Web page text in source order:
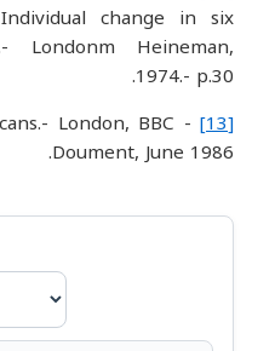
change in six
Londonm Heineman,
1974.- p.30.
[13]
London, BBC
Doument, June 1986.